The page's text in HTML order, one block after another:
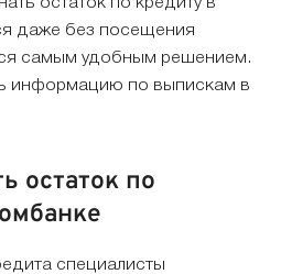
остаток по кредиту в
даже без посещения
самым удобным решением.
информацию по выпискам в
остаток по
специалисты